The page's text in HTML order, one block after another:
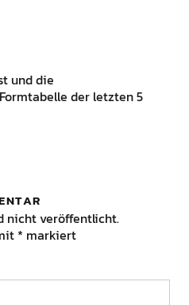
und die
der letzten 5
nicht veröffentlicht.
* markiert